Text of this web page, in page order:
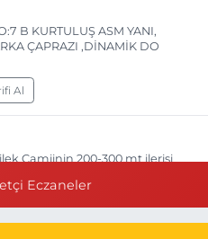
B KURTULUŞ ASM YANI,
ÇAPRAZI ,DİNAMİK DO
Al
Camiinin 200-300 mt ilerisi
Eczaneler